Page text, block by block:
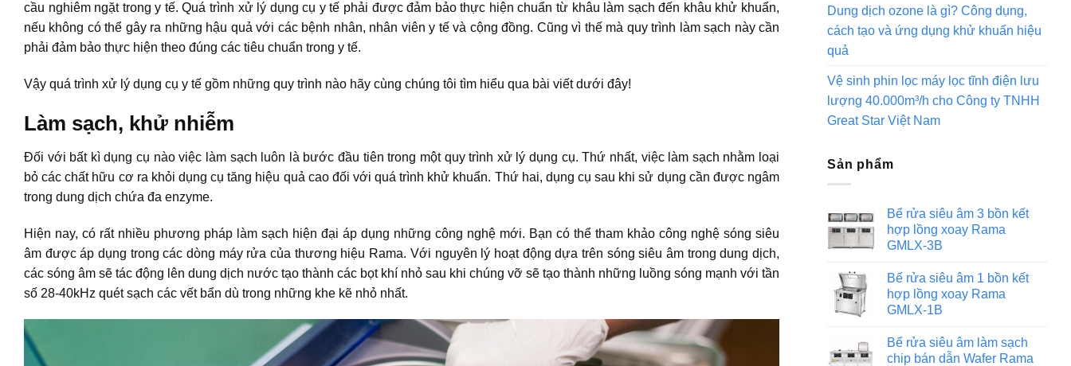
cầu nghiêm ngặt trong y tế. Quá trình xử lý dụng cụ y tế phải được đảm bảo thực hiện chuẩn từ khâu làm sạch đến khâu khử khuẩn,
nếu không có thể gây ra những hậu quả với các bệnh nhân, nhân viên y tế và cộng đồng. Cũng vì thế mà quy trình làm sạch này cần
phải đảm bảo thực hiện theo đúng các tiêu chuẩn trong y tế.
Vậy quá trình xử lý dụng cụ y tế gồm những quy trình nào hãy cùng chúng tôi tìm hiểu qua bài viết dưới đây!
Làm sạch, khử nhiễm
Đối với bất kì dụng cụ nào việc làm sạch luôn là bước đầu tiên trong một quy trình xử lý dụng cụ. Thứ nhất, việc làm sạch nhằm loại
bỏ các chất hữu cơ ra khỏi dụng cụ tăng hiệu quả cao đối với quá trình khử khuẩn. Thứ hai, dụng cụ sau khi sử dụng cần được ngâm
trong dung dịch chứa đa enzyme.
Hiện nay, có rất nhiều phương pháp làm sạch hiện đại áp dụng những công nghệ mới. Bạn có thể tham khảo công nghệ sóng siêu
âm được áp dụng trong các dòng máy rửa của thương hiệu Rama. Với nguyên lý hoạt động dựa trên sóng siêu âm trong dung dịch,
các sóng âm sẽ tác động lên dung dịch nước tạo thành các bọt khí nhỏ sau khi chúng vỡ sẽ tạo thành những luồng sóng mạnh với tần
số 28-40kHz quét sạch các vết bẩn dù trong những khe kẽ nhỏ nhất.
Dung dịch ozone là gì? Công dụng,
cách tạo và ứng dụng khử khuẩn hiệu
quả
Vệ sinh phin lọc máy lọc tĩnh điện lưu
lượng 40.000m³/h cho Công ty TNHH
Great Star Việt Nam
Sản phẩm
Bể rửa siêu âm 3 bồn kết
hợp lồng xoay Rama
GMLX-3B
Bể rửa siêu âm 1 bồn kết
hợp lồng xoay Rama
GMLX-1B
Bể rửa siêu âm làm sạch
chip bán dẫn Wafer Rama